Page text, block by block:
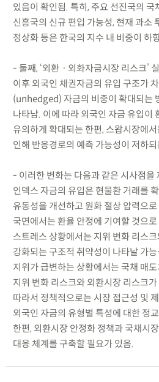
있음이 확인됨. 특히, 주요 선진국의 국
신흥국의 신규 편입 가능성, 현재 과소
정상화 등은 한국의 지수 내 비중이 하
- 둘째, ‘외환ㆍ외화자금시장 리스크’
이후 외국인 채권자금의 유입 구조가
(unhedged) 자금의 비중이 확대되는
나타남. 이에 따라 외국인 자금 유입이
유의하게 확대되는 한편, 스왑시장에
인해 반응경로의 예측 가능성이 저하
- 이러한 변화는 다음과 같은 시사점을
인덱스 자금의 유입은 현물환 거래를
유동성을 개선하고 원화 절상 압력으
국면에서는 환율 안정에 기여할 것으
스트레스 상황에서는 지위 변화 리스
강화되는 구조적 취약성이 나타날 가
지위가 급변하는 상황에서는 국채 매
지위 변화 리스크와 외환시장 리스크
따라서 정책적으로는 시장 접근성 및
외국인 자금의 유형별 특성에 대한 정
한편, 외환시장 안정화 정책과 국채시
대응 체계를 구축할 필요가 있음.